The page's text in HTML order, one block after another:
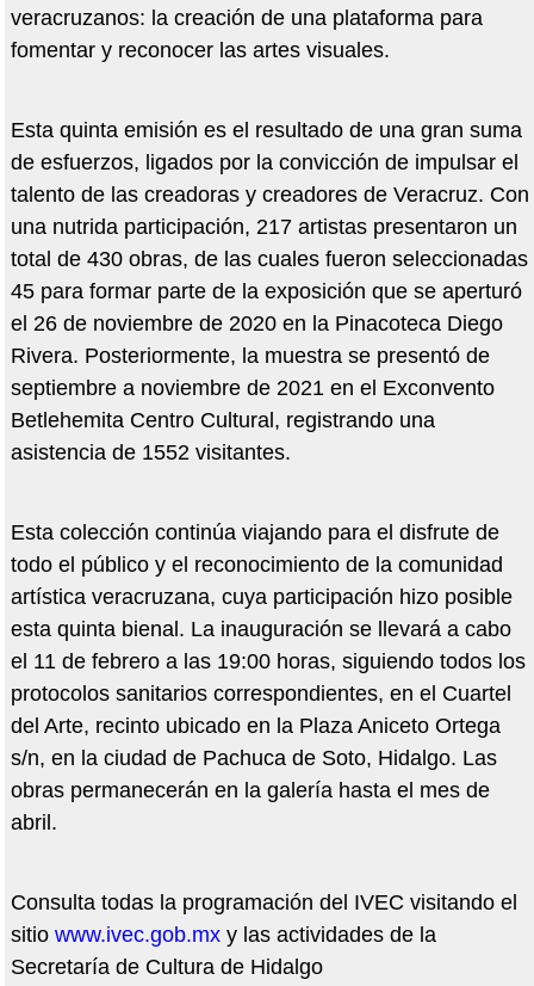
veracruzanos: la creación de una plataforma para
fomentar y reconocer las artes visuales.
Esta quinta emisión es el resultado de una gran suma
de esfuerzos, ligados por la convicción de impulsar el
talento de las creadoras y creadores de Veracruz. Con
una nutrida participación, 217 artistas presentaron un
total de 430 obras, de las cuales fueron seleccionadas
45 para formar parte de la exposición que se aperturó
el 26 de noviembre de 2020 en la Pinacoteca Diego
Rivera. Posteriormente, la muestra se presentó de
septiembre a noviembre de 2021 en el Exconvento
Betlehemita Centro Cultural, registrando una
asistencia de 1552 visitantes.
Esta colección continúa viajando para el disfrute de
todo el público y el reconocimiento de la comunidad
artística veracruzana, cuya participación hizo posible
esta quinta bienal. La inauguración se llevará a cabo
el 11 de febrero a las 19:00 horas, siguiendo todos los
protocolos sanitarios correspondientes, en el Cuartel
del Arte, recinto ubicado en la Plaza Aniceto Ortega
s/n, en la ciudad de Pachuca de Soto, Hidalgo. Las
obras permanecerán en la galería hasta el mes de
abril.
Consulta todas la programación del IVEC visitando el
sitio www.ivec.gob.mxy las actividades de la
Secretaría de Cultura de Hidalgo